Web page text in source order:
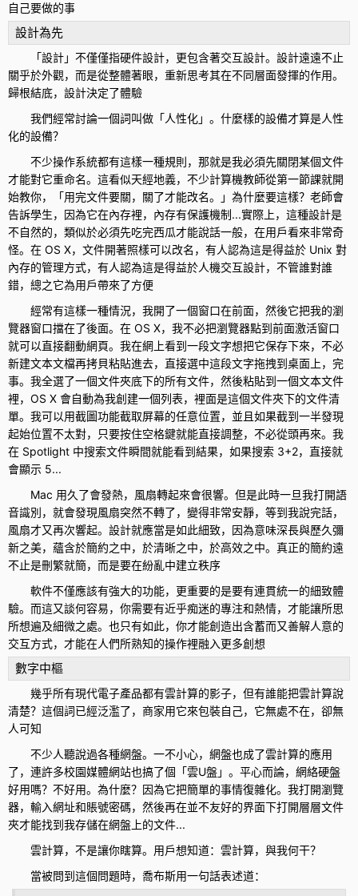
自己要做的事
設計為先
「設計」不僅僅指硬件設計，更包含著交互設計。設計遠遠不止
關乎於外觀，而是從整體著眼，重新思考其在不同層面發揮的作用。
歸根結底，設計決定了體驗
我們經常討論一個詞叫做「人性化」。什麼樣的設備才算是人性
化的設備？
不少操作系統都有這樣一種規則，那就是我必須先關閉某個文件
才能對它重命名。這看似天經地義，不少計算機教師從第一節課就開
始教你，「用完文件要關，關了才能改名。」為什麼要這樣？老師會
告訴學生，因為它在內存裡，內存有保護機制...實際上，這種設計是
不自然的，類似於必須先吃完西瓜才能說話一般，在用戶看來非常奇
怪。在 OS X，文件開著照樣可以改名，有人認為這是得益於 Unix 對
內存的管理方式，有人認為這是得益於人機交互設計，不管誰對誰
錯，總之它為用戶帶來了方便
經常有這樣一種情況，我開了一個窗口在前面，然後它把我的瀏
覽器窗口擋在了後面。在 OS X，我不必把瀏覽器點到前面激活窗口
就可以直接翻動網頁。我在網上看到一段文字想把它保存下來，不必
新建文本文檔再拷貝粘貼進去，直接選中這段文字拖拽到桌面上，完
事。我全選了一個文件夾底下的所有文件，然後粘貼到一個文本文件
裡，OS X 會自動為我創建一個列表，裡面是這個文件夾下的文件清
單。我可以用截圖功能截取屏幕的任意位置，並且如果截到一半發現
起始位置不太對，只要按住空格鍵就能直接調整，不必從頭再來。我
在 Spotlight 中搜索文件瞬間就能看到結果，如果搜索 3+2，直接就
會顯示 5...
Mac 用久了會發熱，風扇轉起來會很響。但是此時一旦我打開語
音識別，就會發現風扇突然不轉了，變得非常安靜，等到我說完話，
風扇才又再次響起。設計就應當是如此細致，因為意味深長與歷久彌
新之美，蘊含於簡約之中，於清晰之中，於高效之中。真正的簡約遠
不止是刪繁就簡，而是要在紛亂中建立秩序
軟件不僅應該有強大的功能，更重要的是要有連貫統一的細致體
驗。而這又談何容易，你需要有近乎痴迷的專注和熱情，才能讓所思
所想遍及細微之處。也只有如此，你才能創造出含蓄而又善解人意的
交互方式，才能在人們所熟知的操作裡融入更多創想
數字中樞
幾乎所有現代電子產品都有雲計算的影子，但有誰能把雲計算說
清楚？這個詞已經泛濫了，商家用它來包裝自己，它無處不在，卻無
人可知
不少人聽說過各種網盤。一不小心，網盤也成了雲計算的應用
了，連許多校園媒體網站也搞了個「雲U盤」。平心而論，網絡硬盤
好用嗎？不好用。為什麼？因為它把簡單的事情復雜化。我打開瀏覽
器，輸入網址和賬號密碼，然後再在並不友好的界面下打開層層文件
夾才能找到我存儲在網盤上的文件...
雲計算，不是讓你瞎算。用戶想知道：雲計算，與我何干？
當被問到這個問題時，喬布斯用一句話表述道：